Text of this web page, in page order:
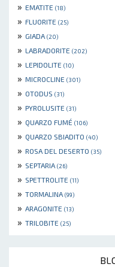
» EMATITE (18)
» FLUORITE (25)
» GIADA (20)
» LABRADORITE (202)
» LEPIDOLITE (10)
» MICROCLINE (301)
» OTODUS (31)
» PYROLUSITE (31)
» QUARZO FUMÉ (106)
» QUARZO SBIADITO (40)
» ROSA DEL DESERTO (35)
» SEPTARIA (26)
» SPETTROLITE (11)
» TORMALINA (99)
» ARAGONITE (13)
» TRILOBITE (25)